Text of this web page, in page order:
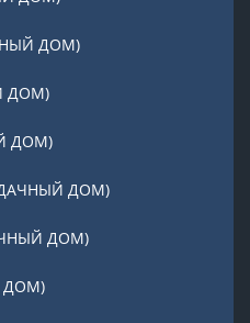
ДОМ)
ДОМ)
ДОМ)
ДОМ)
ДОМ)
ДОМ)